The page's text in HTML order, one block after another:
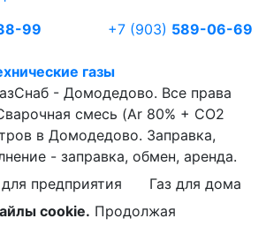
99 +7 (903) 589-06-69
газы
- Домодедово. Все права
смесь (Ar 80% + CO2
в Домодедово. Заправка,
- заправка, обмен, аренда.
для предприятия
Газ для дома
cookie. Продолжая